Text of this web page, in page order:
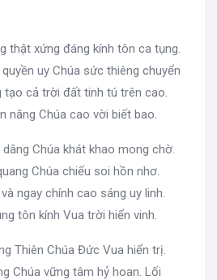
thật xứng đáng kính tôn ca tụng.
uy Chúa sức thiêng chuyển
tạo cả trời đất tinh tú trên cao.
năng Chúa cao vời biết bao.
Chúa khát khao mong chờ.
Chúa chiếu soi hồn nhơ.
ngay chính cao sáng uy linh.
tôn kính Vua trời hiển vinh.
Thiên Chúa Đức Vua hiển trị.
Chúa vững tâm hỷ hoan. Lối